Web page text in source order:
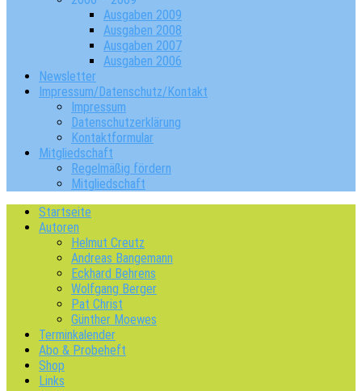
Ausgaben 2009
Ausgaben 2008
Ausgaben 2007
Ausgaben 2006
Newsletter
Impressum/Datenschutz/Kontakt
Impressum
Datenschutzerklärung
Kontaktformular
Mitgliedschaft
Regelmäßig fördern
Mitgliedschaft
Startseite
Autoren
Helmut Creutz
Andreas Bangemann
Eckhard Behrens
Wolfgang Berger
Pat Christ
Günther Moewes
Terminkalender
Abo & Probeheft
Shop
Links